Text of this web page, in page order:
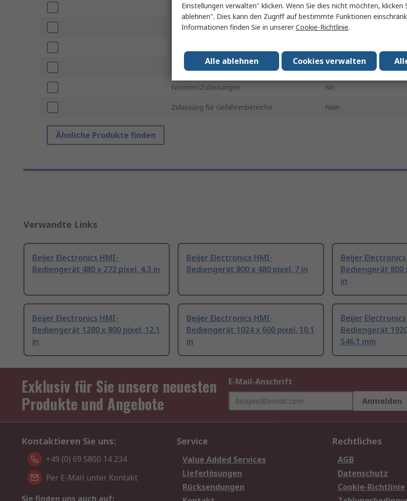
Serie HMI
Displaytyp TFT-LCD
Bilddiagonale
Normen/Zulassungen No
Zulassung für Gefahrenbereiche Nein
Ähnliche Produkte finden
Verwandte Links
Beijer Electronics HMI-
Bediengerät 480 x 272 pixel, 4.3 in
Beijer Electronics HMI-
Bediengerät 800 x 480 pixel, 7 in
Beijer
Bediengerät 800
in
Beijer Electronics HMI-
Bediengerät 1280 x 800 pixel, 12.1
in
Beijer Electronics HMI-
Bediengerät 1024 x 600 pixel, 10.1
in
Beijer
Bediengerät
546.1 mm
Exklusiv für Sie unsere neuesten
Produkte und Angebote
E-Mail-Anschrift
Anmelden
Kontaktieren Sie uns:
+49 (0) 69 5800 14 234
Per E-Mail unter Kontakt
Sie finden uns auch auf:
Service
Value Added Services
Lieferlösungen
Rücksendungen
Rechtliches
AGB
Datenschutz
Cookie-Richtlinie
Einstellungen verwalten" klicken. Wenn Sie dies nicht möchten, klicken
ablehnen". Dies kann den Zugriff auf bestimmte Funktionen
Informationen finden Sie in unsererCookie-Richtlinie.
Cookies verwalten
Alle ablehnen